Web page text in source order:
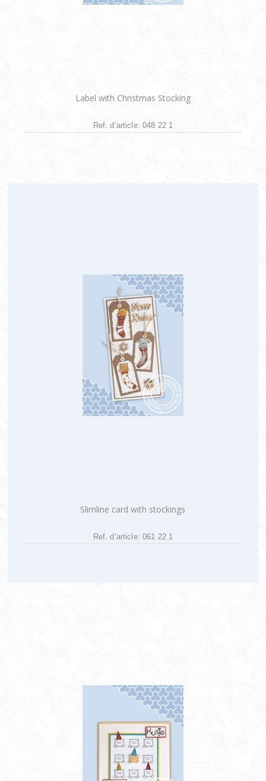
Label with Christmas Stocking
Ref. d’article: 048 22 1
Slimline card with stockings
Ref. d’article: 061 22 1